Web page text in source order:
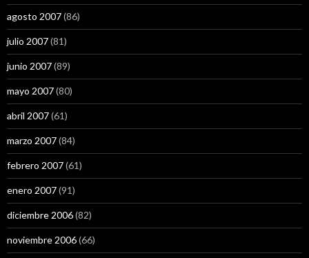
agosto 2007(86)
julio 2007(81)
junio 2007(89)
mayo 2007(80)
abril 2007(61)
marzo 2007(84)
febrero 2007(61)
enero 2007(91)
diciembre 2006(82)
noviembre 2006(66)